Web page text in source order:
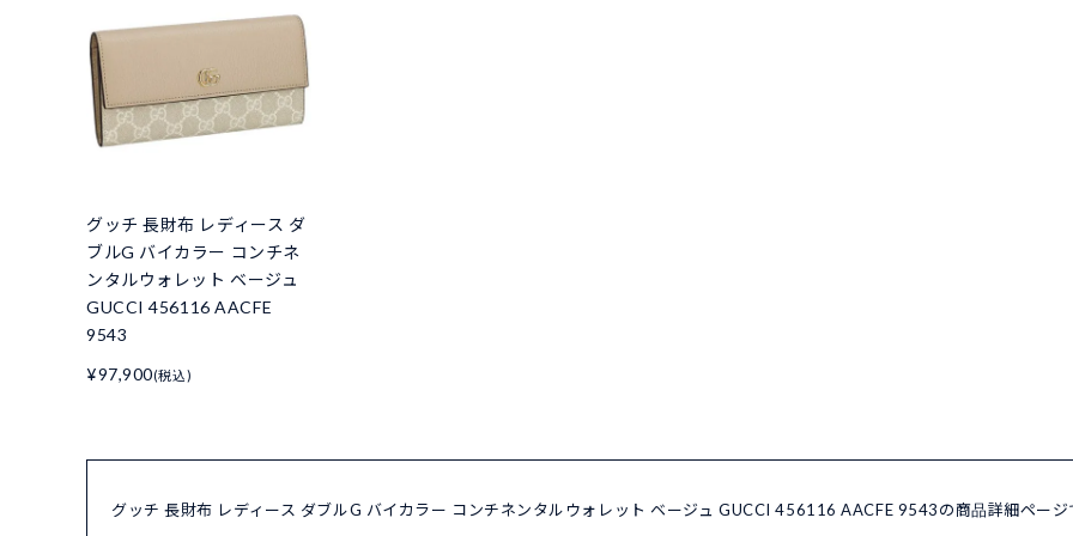
グッチ 長財布 レディース ダ
ブルG バイカラー コンチネ
ンタルウォレット ベージュ
GUCCI 456116 AACFE
9543
¥97,900(税込)
グッチ 長財布 レディース ダブルG バイカラー コンチネンタルウォレット ベージュ GUCCI 456116 AACFE 9543の商品詳細ページ